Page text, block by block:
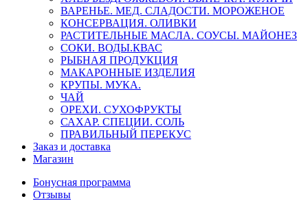
ВАРЕНЬЕ. МЕД. СЛАДОСТИ. МОРОЖЕНОЕ
КОНСЕРВАЦИЯ. ОЛИВКИ
РАСТИТЕЛЬНЫЕ МАСЛА. СОУСЫ. МАЙОНЕЗ
СОКИ. ВОДЫ.КВАС
РЫБНАЯ ПРОДУКЦИЯ
МАКАРОННЫЕ ИЗДЕЛИЯ
КРУПЫ. МУКА.
ЧАЙ
ОРЕХИ. СУХОФРУКТЫ
САХАР. СПЕЦИИ. СОЛЬ
ПРАВИЛЬНЫЙ ПЕРЕКУС
Заказ и доставка
Магазин
Бонусная программа
Отзывы